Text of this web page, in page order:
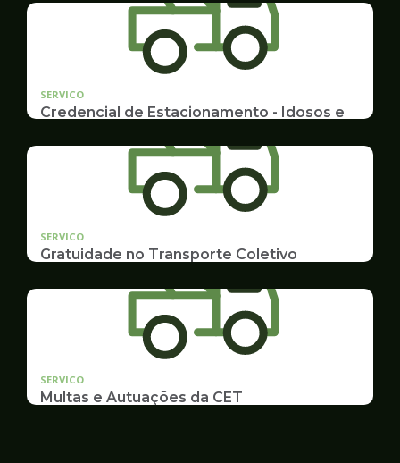
SERVICO
Credencial de Estacionamento - Idosos e
Cadastramento e Renovação
SERVICO
Gratuidade no Transporte Coletivo
Estudantes
SERVICO
Multas e Autuações da CET